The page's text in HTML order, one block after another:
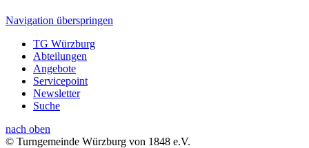
Navigation überspringen
TG Würzburg
Abteilungen
Angebote
Servicepoint
Newsletter
Suche
nach oben
© Turngemeinde Würzburg von 1848 e.V.